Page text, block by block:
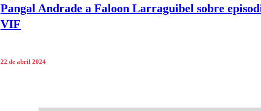
Pangal Andrade a Faloon Larraguibel sobre
VIF
22 de abril 2024